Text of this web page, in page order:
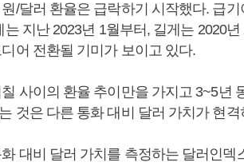
/달러 환율은 급락하기 시작했다. 급
는 지난 2023년 1월부터, 길게는 2020
어 전환될 기미가 보이고 있다.
사이의 환율 추이만을 가지고 3~5년
것은 다른 통화 대비 달러 가치가 현
대비 달러 가치를 측정하는 달러인덱